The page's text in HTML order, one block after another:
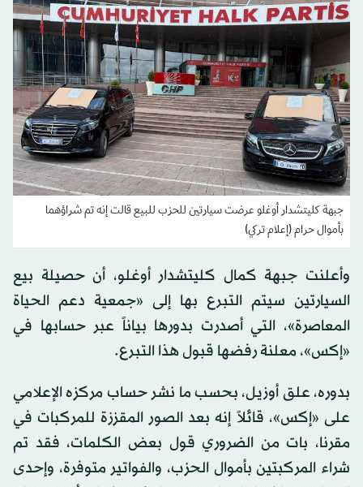
جبهة كليتشدار أوغلو عرضت سيارتين للحزب للبيع قالت إنه تم شراؤهما
بأموال حرام (إعلام تركي)
وأعلنت جبهة كمال كليتشدار أوغلو، أن حصيلة بيع
السيارتين سيتم التبرع بها إلى «جمعية دعم الحياة
المعاصرة»، التي أصدرت بدورها بياناً عبر حسابها في
«إكس»، معلنة رفضها قبول هذا التبرع.
بدوره، علق أوزيل، بحسب ما نشر حساب مركزه الإعلامي
على «إكس»، قائلاً إنه بعد الصور المقززة للمركبات في
مقرنا، بات من الضروري قول بعض الكلمات، فقد تم
شراء المركبتين بأموال الحزب، والفواتير متوفرة، وإحدى